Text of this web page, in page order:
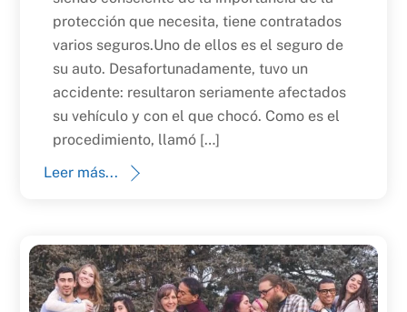
protección que necesita, tiene contratados
varios seguros.Uno de ellos es el seguro de
su auto. Desafortunadamente, tuvo un
accidente: resultaron seriamente afectados
su vehículo y con el que chocó. Como es el
procedimiento, llamó […]
Leer más...